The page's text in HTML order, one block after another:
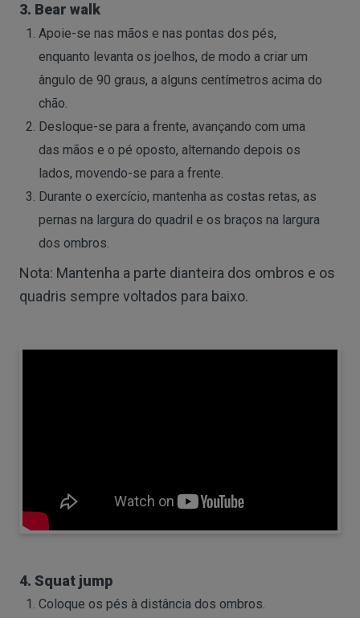
3. Bear walk
Apoie-se nas mãos e nas pontas dos pés,
enquanto levanta os joelhos, de modo a criar um
ângulo de 90 graus, a alguns centímetros acima do
chão.
Desloque-se para a frente, avançando com uma
das mãos e o pé oposto, alternando depois os
lados, movendo-se para a frente.
Durante o exercício, mantenha as costas retas, as
pernas na largura do quadril e os braços na largura
dos ombros.
Nota: Mantenha a parte dianteira dos ombros e os
quadris sempre voltados para baixo.
4. Squat jump
Coloque os pés à distância dos ombros.